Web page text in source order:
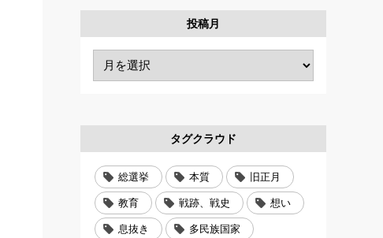
投稿月
タグクラウド
総選挙 本質 旧正月
教育 戦跡、戦史 想い
息抜き 多民族国家